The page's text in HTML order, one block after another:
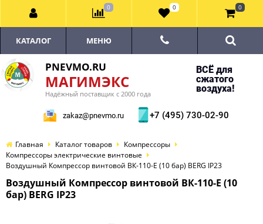
PNEVMO.RU
МАГИМЭКС
Надёжный поставщик с 2000 года
ВСЁ для
сжатого
воздуха!
zakaz@pnevmo.ru +7 (495) 730-02-90
КАТАЛОГ МЕНЮ
Главная Каталог товаров
Компрессоры
Компрессоры электрические винтовые
Воздушный Компрессор винтовой ВК-110-E (10 бар) BERG IP23
Воздушный Компрессор винтовой ВК-110-E (10
бар) BERG IP23
0 0 0